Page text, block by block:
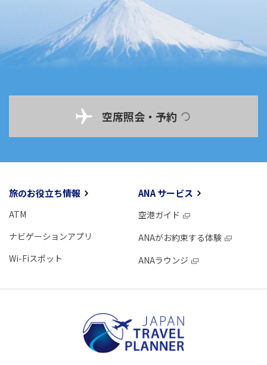
空席照会・予約
旅のお役立ち情報
ATM
ナビゲーションアプリ
Wi-Fiスポット
ANA サービス
空港ガイド
ANAがお約束する体験
ANAラウンジ